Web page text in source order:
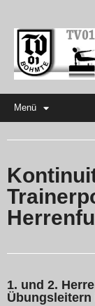
Menü
1. und 2.
Übungsleitern